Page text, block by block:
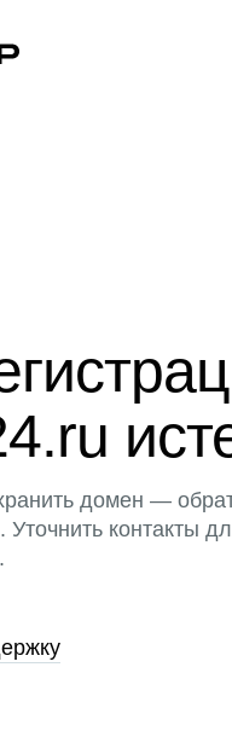
домен —
контакты